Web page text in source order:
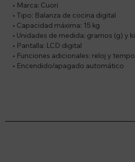
• Marca: Cuori
• Tipo: Balanza de cocina digital
• Capacidad máxima: 15 kg
• Unidades de medida: gramos (g) y
• Pantalla: LCD digital
• Funciones adicionales: reloj y
• Encendido/apagado automático